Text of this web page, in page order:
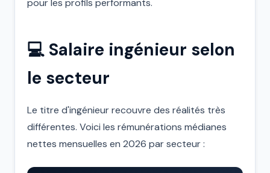
pour les profils performants.
💻 Salaire ingénieur selon
le secteur
Le titre d'ingénieur recouvre des réalités très
différentes. Voici les rémunérations médianes
nettes mensuelles en 2026 par secteur :